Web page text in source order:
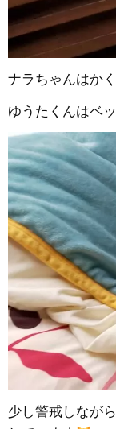
ナラちゃんはか
ゆうたくんはベ
少し警戒しなが